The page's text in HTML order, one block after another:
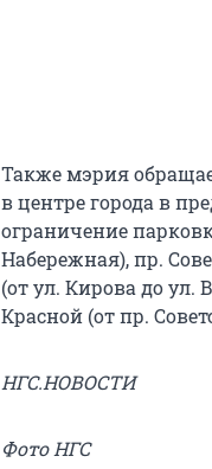
Также мэрия
в центре города в
ограничение
Набережная), пр.
(от ул. Кирова до ул.
Красной (от пр.
НГС.НОВОСТИ
Фото НГС